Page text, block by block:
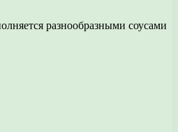
разнообразными соусами